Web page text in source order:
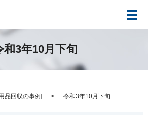
メ
和3年10月下旬
品回収の事例] 令和3年10月下旬